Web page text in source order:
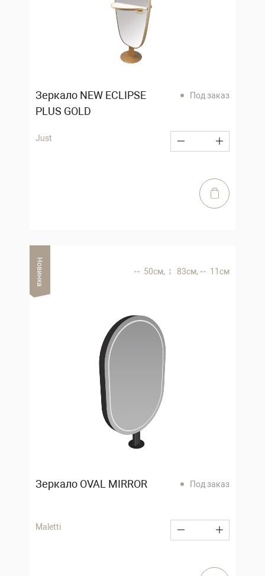
Зеркало NEW ECLIPSE
PLUS GOLD
Под заказ
Just
Новинка 50 см, 83 см, 11 см
Зеркало OVAL MIRROR Под заказ
Maletti